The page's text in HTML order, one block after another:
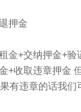
押金
金+交纳押金+验
+收取违章押金
有违章的话我